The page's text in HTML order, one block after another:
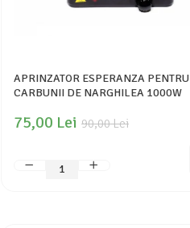
APRINZATOR ESPERANZA PENTRU
CARBUNII DE NARGHILEA 1000W
90,00 Lei
75,00 Lei